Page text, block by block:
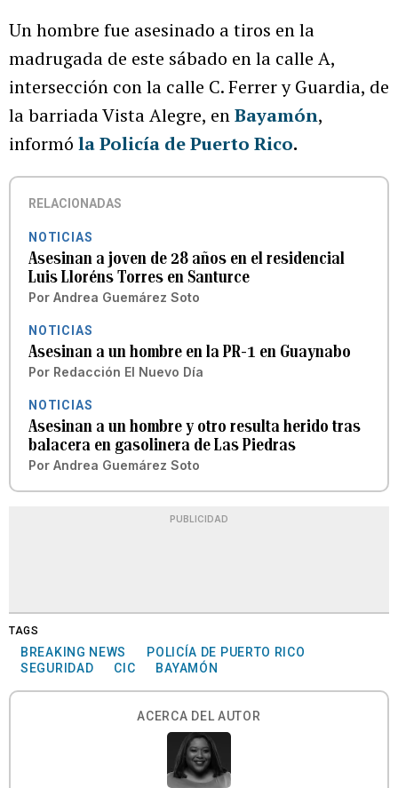
Un hombre fue asesinado a tiros en la
madrugada de este sábado en la calle A,
intersección con la calle C. Ferrer y Guardia, de
la barriada Vista Alegre, enBayamón,
informó la Policía de Puerto Rico.
RELACIONADAS
NOTICIAS
Asesinan a joven de 28 años en el residencial
Luis Lloréns Torres en Santurce
Por Andrea Guemárez Soto
NOTICIAS
Asesinan a un hombre en la PR-1 en Guaynabo
Por Redacción El Nuevo Día
NOTICIAS
Asesinan a un hombre y otro resulta herido tras
balacera en gasolinera de Las Piedras
Por Andrea Guemárez Soto
PUBLICIDAD
TAGS
BREAKING NEWS
POLICÍA DE PUERTO RICO
SEGURIDAD
CIC BAYAMÓN
ACERCA DEL AUTOR